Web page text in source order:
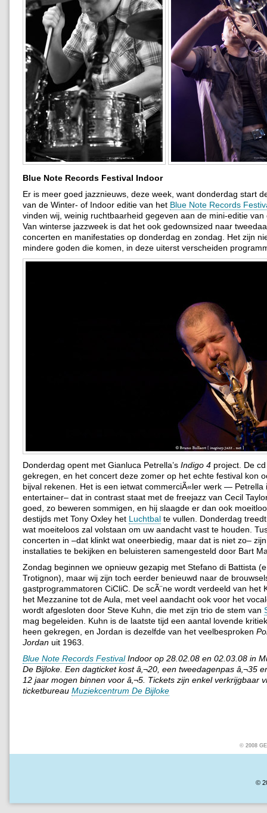
Blue Note Records Festival Indoor
Er is meer goed jazznieuws, deze week, want donderdag start
van de Winter- of Indoor editie van het Blue Note Records
vinden wij, weinig ruchtbaarheid gegeven aan de mini-editie van
Van winterse jazzweek is dat het ook gedownsized naar
concerten en manifestaties op donderdag en zondag. Het zijn
mindere goden die komen, in deze uiterst verscheiden
Donderdag opent met Gianluca Petrella’s Indigo 4 project. De
gekregen, en het concert deze zomer op het echte festival kon
bijval rekenen. Het is een ietwat commerciÃ«ler werk — Petrella
entertainer– dat in contrast staat met de freejazz van Cecil
goed, zo beweren sommigen, en hij slaagde er dan ook
destijds met Tony Oxley het Luchtbal te vullen. Donderdag
wat moeiteloos zal volstaan om uw aandacht vast te houden.
concerten in –dat klinkt wat oneerbiedig, maar dat is niet zo–
installaties te bekijken en beluisteren samengesteld door Bart
Zondag beginnen we opnieuw gezapig met Stefano di Battista
Trotignon), maar wij zijn toch eerder benieuwd naar de
gastprogrammatoren CiCliC. De scÃ¨ne wordt verdeeld van het
het Mezzanine tot de Aula, met veel aandacht ook voor het
wordt afgesloten door Steve Kuhn, die met zijn trio de stem van
mag begeleiden. Kuhn is de laatste tijd een aantal lovende
heen gekregen, en Jordan is dezelfde van het veelbesproken
Jordan uit 1963.
Blue Note Records FestivalIndoor op 28.02.08 en 02.03.08 in
De Bijloke. Een dagticket kost â‚¬20, een tweedagenpas â‚¬35
12 jaar mogen binnen voor â‚¬5. Tickets zijn enkel verkrijgbaar
ticketbureau Muziekcentrum De Bijloke
© 2008
©